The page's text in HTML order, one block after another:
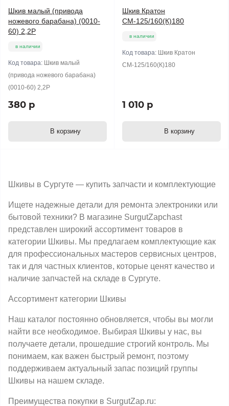
Шкив малый (привода
ножевого барабана) (0010-
60) 2,2Р
в наличии
Код товара: Шкив малый
(привода ножевого барабана)
(0010-60) 2,2Р
380 р
В корзину
Шкив Кратон
СМ-125/160(К)180
в наличии
Код товара: Шкив Кратон
СМ-125/160(К)180
1 010 р
В корзину
Шкивы в Сургуте — купить запчасти и комплектующие
Ищете надежные детали для ремонта электроники или
бытовой техники? В магазине SurgutZapchast
представлен широкий ассортимент товаров в
категории Шкивы. Мы предлагаем комплектующие как
для профессиональных мастеров сервисных центров,
так и для частных клиентов, которые ценят качество и
наличие запчастей на складе в Сургуте.
Ассортимент категории Шкивы
Наш каталог постоянно обновляется, чтобы вы могли
найти все необходимое. Выбирая Шкивы у нас, вы
получаете детали, прошедшие строгий контроль. Мы
понимаем, как важен быстрый ремонт, поэтому
поддерживаем актуальный запас позиций группы
Шкивы на нашем складе.
Преимущества покупки в SurgutZap.ru: